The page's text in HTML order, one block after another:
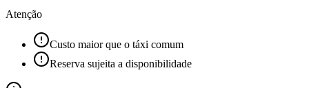
Atenção
Custo maior que o táxi comum
Reserva sujeita a disponibilidade